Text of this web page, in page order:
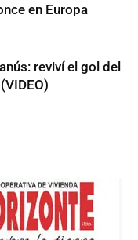
en Europa
reviví el gol del